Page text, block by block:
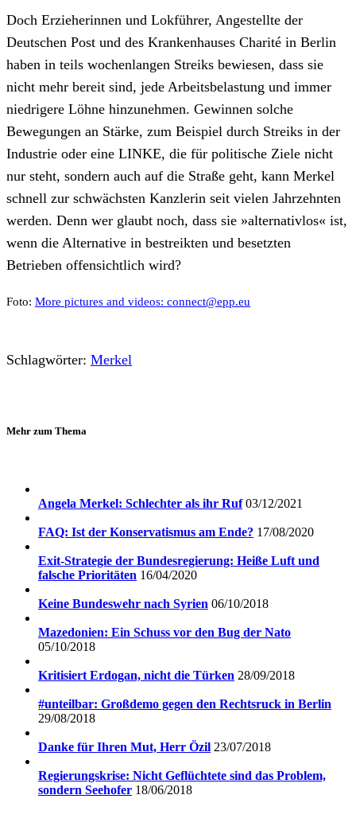
Doch Erzieherinnen und Lokführer, Angestellte der
Deutschen Post und des Krankenhauses Charité in Berlin
haben in teils wochenlangen Streiks bewiesen, dass sie
nicht mehr bereit sind, jede Arbeitsbelastung und immer
niedrigere Löhne hinzunehmen. Gewinnen solche
Bewegungen an Stärke, zum Beispiel durch Streiks in der
Industrie oder eine LINKE, die für politische Ziele nicht
nur steht, sondern auch auf die Straße geht, kann Merkel
schnell zur schwächsten Kanzlerin seit vielen Jahrzehnten
werden. Denn wer glaubt noch, dass sie »alternativlos« ist,
wenn die Alternative in bestreikten und besetzten
Betrieben offensichtlich wird?
Foto: More pictures and videos: connect@epp.eu
Schlagwörter: Merkel
Mehr zum Thema
Angela Merkel: Schlechter als ihr Ruf 03/12/2021
FAQ: Ist der Konservatismus am Ende? 17/08/2020
Exit-Strategie der Bundesregierung: Heiße Luft und
falsche Prioritäten 16/04/2020
Keine Bundeswehr nach Syrien 06/10/2018
Mazedonien: Ein Schuss vor den Bug der Nato
05/10/2018
Kritisiert Erdogan, nicht die Türken 28/09/2018
#unteilbar: Großdemo gegen den Rechtsruck in Berlin
29/08/2018
Danke für Ihren Mut, Herr Özil 23/07/2018
Regierungskrise: Nicht Geflüchtete sind das Problem,
sondern Seehofer 18/06/2018